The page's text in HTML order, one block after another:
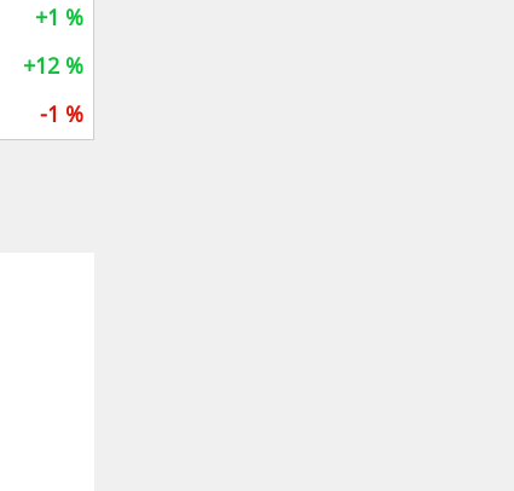
+1 %
+12 %
-1 %